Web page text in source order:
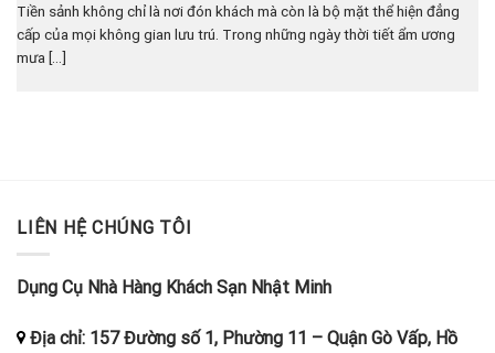
Tiền sảnh không chỉ là nơi đón khách mà còn là bộ mặt thể hiện đẳng
cấp của mọi không gian lưu trú. Trong những ngày thời tiết ẩm ương
mưa [...]
LIÊN HỆ CHÚNG TÔI
Dụng Cụ Nhà Hàng Khách Sạn Nhật Minh
Địa chỉ: 157 Đường số 1, Phường 11 – Quận Gò Vấp, Hồ